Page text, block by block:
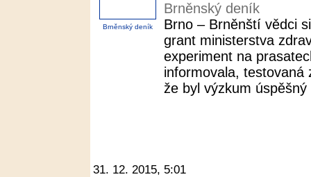
Brněnský deník
Brněnský deník
Brno – Brněnští vědci
grant ministerstva
experiment na
informovala, testovaná
že byl výzkum
31. 12. 2015, 5:01